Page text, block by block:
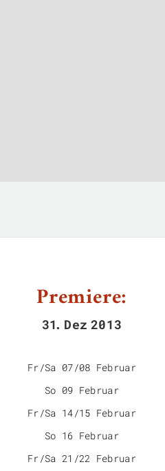
Premiere:
31. Dez 2013
Fr/Sa 07/08 Februar
So 09 Februar
Fr/Sa 14/15 Februar
So 16 Februar
Fr/Sa 21/22 Februar